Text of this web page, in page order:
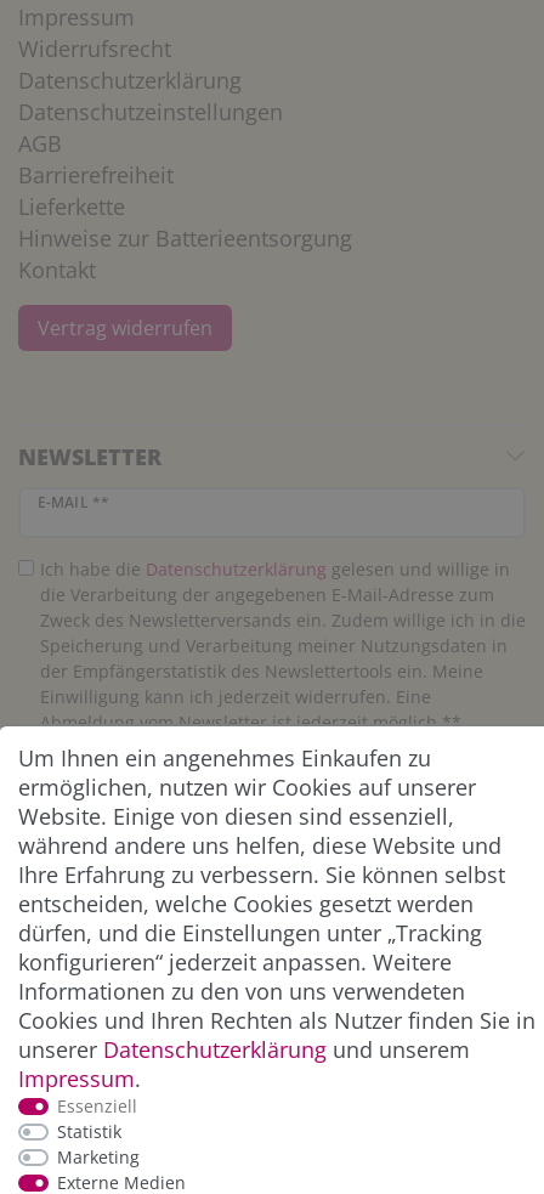
Impressum
Widerrufsrecht
Datenschutzerklärung
Datenschutzeinstellungen
AGB
Barrierefreiheit
Lieferkette
Hinweise zur Batterieentsorgung
Kontakt
Vertrag widerrufen
NEWSLETTER
E-MAIL **
Newsletter Honig
Ich habe die Daten­schutz­erklärung gelesen und willige in
die Verarbeitung der angegebenen E-Mail-Adresse zum
Zweck des Newsletterversands ein. Zudem willige ich in die
Speicherung und Verarbeitung meiner Nutzungsdaten in
der Empfängerstatistik des Newslettertools ein. Meine
Einwilligung kann ich jederzeit widerrufen. Eine
Abmeldung vom Newsletter ist jederzeit möglich.**
Abonnieren
** Hierbei handelt es sich um ein Pflichtfeld.
ZAHLUNG & VERSAND
*Alle Preise inkl. der gesetzl. MwSt. zzgl.
Um Ihnen ein angenehmes Einkaufen zu
ermöglichen, nutzen wir Cookies auf unserer
Website. Einige von diesen sind essenziell,
während andere uns helfen, diese Website und
Ihre Erfahrung zu verbessern. Sie können selbst
entscheiden, welche Cookies gesetzt werden
dürfen, und die Einstellungen unter „Tracking
konfigurieren“ jederzeit anpassen. Weitere
Informationen zu den von uns verwendeten
Cookies und Ihren Rechten als Nutzer finden Sie in
unserer Daten­schutz­erklärung und unserem
Impressum.
Essenziell
Statistik
Marketing
Externe Medien